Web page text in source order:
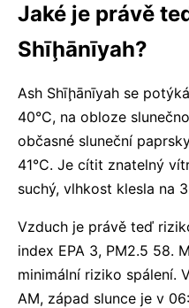
Jaké je právě
Shīḩānīyah?
Ash Shīḩānīyah se
40°C, na obloze
občasné sluneční
41°C. Je cítit znatelný
suchý, vlhkost klesla na
Vzduch je právě teď
index EPA 3, PM2.5 58.
minimální riziko spálení.
AM, západ slunce je v